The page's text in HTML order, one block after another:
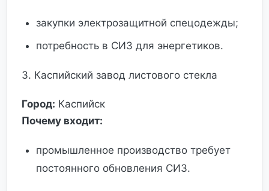
закупки электрозащитной спецодежды;
потребность в СИЗ для энергетиков.
3. Каспийский завод листового стекла
Город: Каспийск
Почему входит:
промышленное производство требует
постоянного обновления СИЗ.